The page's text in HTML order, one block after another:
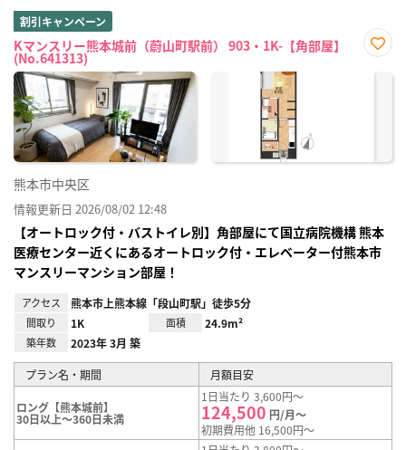
割引キャンペーン
Kマンスリー熊本城前（蔚山町駅前） 903・1K-【角部屋】
(No.641313)
に入
熊本市中央区
情報更新日 2026/08/02 12:48
【オートロック付・バストイレ別】角部屋にて国立病院機構 熊本
医療センター近くにあるオートロック付・エレベーター付熊本市
マンスリーマンション部屋！
アクセス 熊本市上熊本線「段山町駅」徒歩5分
間取り 1K 面積 24.9m²
築年数 2023年 3月 築
プラン名・期間 月額目安
ロング【熊本城前】
30日以上～360日未満
1日当たり 3,600円～
124,500 円/月～
初期費用他 16,500円～